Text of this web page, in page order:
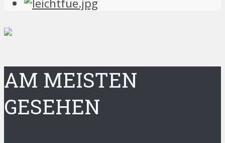
AM MEISTEN
GESEHEN